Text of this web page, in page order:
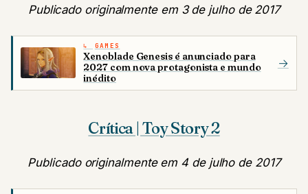
Publicado originalmente em 3 de julho de 2017
GAMES
Xenoblade Genesis é anunciado para
2027 com nova protagonista e mundo
inédito
→
Crítica | Toy Story 2
Publicado originalmente em 4 de julho de 2017